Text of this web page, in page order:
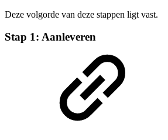
Deze volgorde van deze stappen ligt vast.
Stap 1: Aanleveren